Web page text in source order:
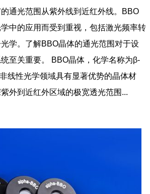
通光范围从紫外线到近红外线。BBO
中的应用而受到重视，包括激光频率转
学。了解BBO晶体的通光范围对于设
至关重要。 BBO晶体，化学名称为β-
线性光学领域具有显著优势的晶体材
外到近红外区域的极宽透光范围...